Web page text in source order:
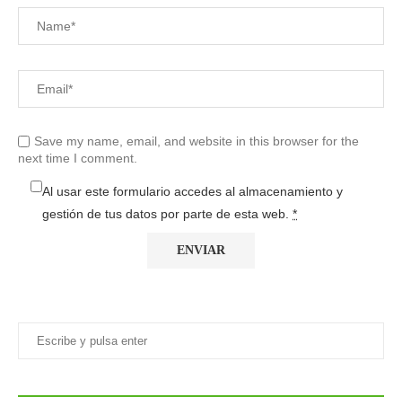
Save my name, email, and website in this browser for the
next time I comment.
Al usar este formulario accedes al almacenamiento y
gestión de tus datos por parte de esta web. *